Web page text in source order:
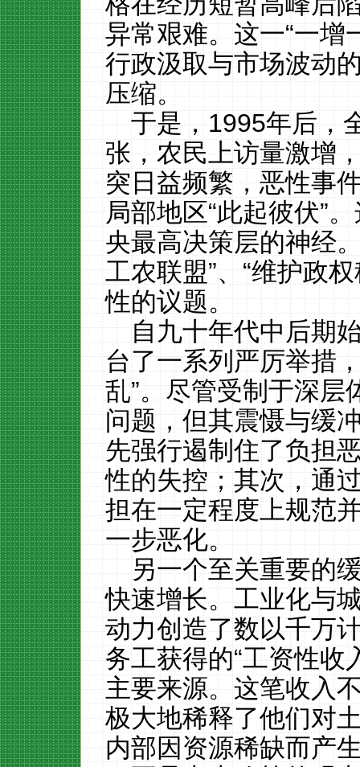
异常艰难。这一“一增
行政汲取与市场波动
压缩。
于是，1995年后，
张，农民上访量激增
突日益频繁，恶性事
局部地区“此起彼伏”
央最高决策层的神经
工农联盟”、“维护政
性的议题。
自九十年代中后期
台了一系列严厉举措
乱”。尽管受制于深层
问题，但其震慑与缓
先强行遏制住了负担
性的失控；其次，通
担在一定程度上规范
一步恶化。
另一个至关重要的
快速增长。工业化与
动力创造了数以千万
务工获得的“工资性收
主要来源。这笔收入
极大地稀释了他们对
内部因资源稀缺而产